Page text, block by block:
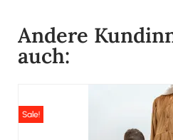
Andere
auch:
Sale!